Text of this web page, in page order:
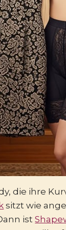
die ihre
sitzt wie
ist